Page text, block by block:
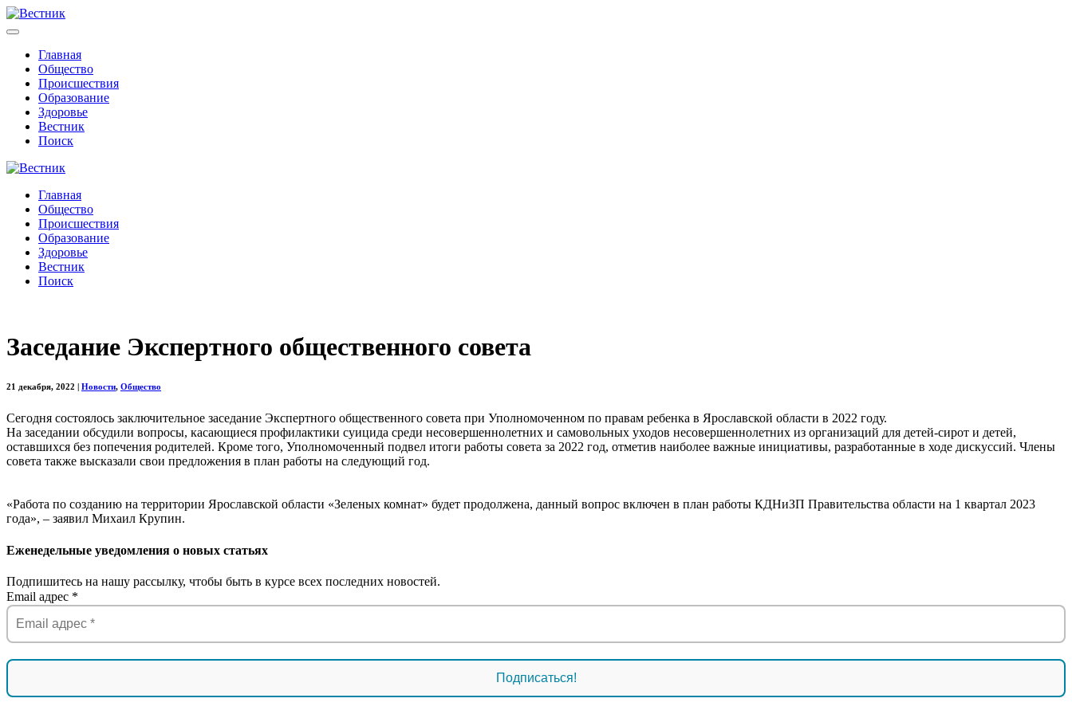
Главная
Общество
Происшествия
Образование
Здоровье
Вестник
Поиск
Главная
Общество
Происшествия
Образование
Здоровье
Вестник
Поиск
Заседание Экспертного общественного совета
21 декабря, 2022 Новости, Общество
Сегодня состоялось заключительное заседание Экспертного общественного совета при Уполномоченном по правам ребенка в Ярославской области в 2022 году.
На заседании обсудили вопросы, касающиеся профилактики суицида среди несовершеннолетних и самовольных уходов несовершеннолетних из организаций для детей-сирот и детей,
оставшихся без попечения родителей. Кроме того, Уполномоченный подвел итоги работы совета за 2022 год, отметив наиболее важные инициативы, разработанные в ходе дискуссий. Члены
совета также высказали свои предложения в план работы на следующий год.
«Работа по созданию на территории Ярославской области «Зеленых комнат» будет продолжена, данный вопрос включен в план работы КДНиЗП Правительства области на 1 квартал 2023
года», – заявил Михаил Крупин.
Еженедельные уведомления о новых статьях
Подпишитесь на нашу рассылку, чтобы быть в курсе всех последних новостей.
Email адрес *